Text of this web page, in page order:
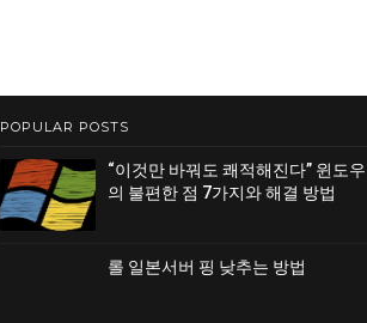
POPULAR POSTS
“이것만 바꿔도 쾌적해진다” 윈도우
의 불편한 점 7가지와 해결 방법
롤 일본서버 핑 낮추는 방법